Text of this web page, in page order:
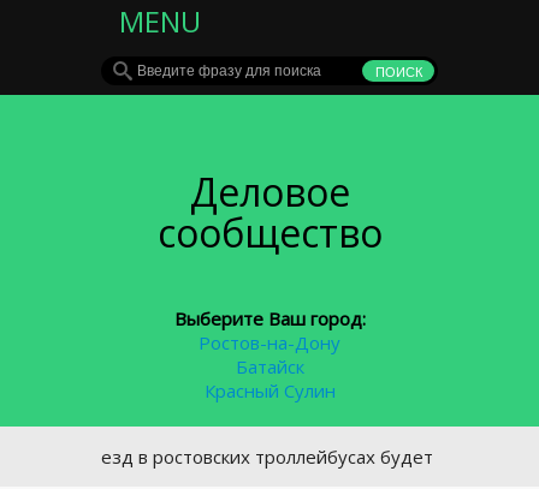
MENU
Деловое
сообщество
Выберите Ваш город:
Ростов-на-Дону
Батайск
Красный Сулин
в ростовских троллейбусах будет бесплатным